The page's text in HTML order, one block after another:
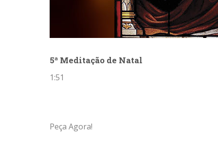
5ª Meditação de Natal
1:51
Peça Agora!